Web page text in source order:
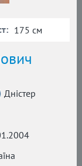
Дністер
175 см